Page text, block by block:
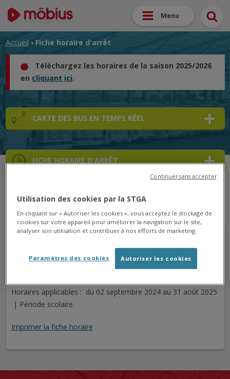
Menu
Accueil › Fiche horaire d'arrêt
Téléchargez les horaires de la saison 2025/2026
en cliquant ici.
CARTE DES BUS EN TEMPS RÉEL
FICHE HORAIRE D'ARRÊT
➜
➜
Cet arrêt n'est pas desservi pour le jour sélectionné.
Horaires applicables : du 02 septembre 2024 au 31 août 2025
| Période scolaire
Imprimer la fiche horaire
Utilisation des cookies par la STGA
En cliquant sur « Autoriser les cookies », vous acceptez le stockage de
cookies sur votre appareil pour améliorer la navigation sur le site,
analyser son utilisation et contribuer à nos efforts de marketing.
Autoriser les cookies
Paramètres des cookies
Continuer sans accepter